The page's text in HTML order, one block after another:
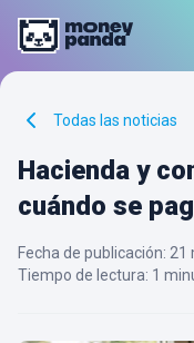
Todas las noticias
Hacienda y
cuándo se
Fecha de publicación: 21
Tiempo de lectura: 1